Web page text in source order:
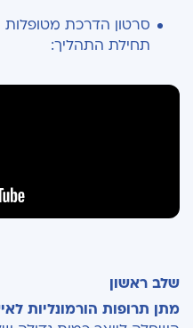
סרטון הדרכת
תחילת התהליך:
שלב ראשון
מתן תרופות הורמונליות